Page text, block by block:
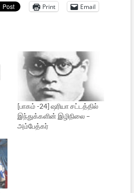
Print Email
[பாகம் -24] ஷரியா சட்டத்தில்
இந்துக்களின் இழிநிலை –
அம்பேத்கர்